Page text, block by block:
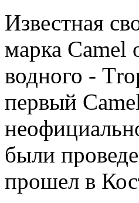
Известная
марка Camel
водного -
первый
были
прошел в